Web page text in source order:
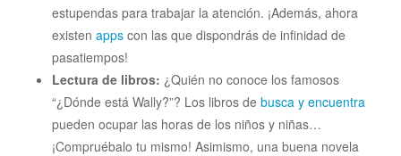
estupendas para trabajar la atención. ¡Además, ahora
existen apps con las que dispondrás de infinidad de
pasatiempos!
Lectura de libros: ¿Quién no conoce los famosos
“¿Dónde está Wally?”? Los libros de busca y encuentra
pueden ocupar las horas de los niños y niñas…
¡Compruébalo tu mismo! Asimismo, una buena novela